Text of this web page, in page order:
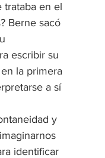
trataba en el
Berne sacó
escribir su
la primera
a sí
y
identificar